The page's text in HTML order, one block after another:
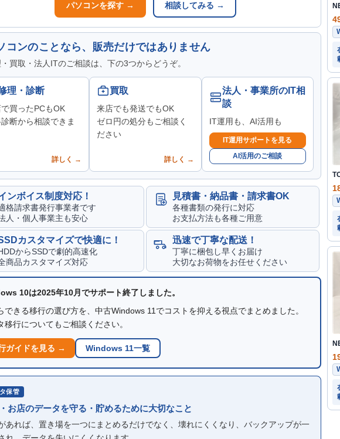
パソコンを探す → 相談してみる →
コンのことなら、販売だけではありません
買取・法人ITのご相談は、下の3つからどうぞ。
理・診断
買ったPCもOK
断から相談できま
詳しく →
買取
来店でも発送でもOK
ゼロ円の処分もご相談く
ださい
詳しく →
法人・事業所のIT相
談
IT運用も、AI活用も
IT運用サポートを見る
AI活用のご相談
ンボイス制度対応！
格請求書発行事業者です
人・個人事業主も安心
見積書・納品書・請求書OK
各種書類の発行に対応
お支払方法も各種ご用意
カスタマイズで快適に！
からSSDで劇的高速化
商品カスタマイズ対応
迅速で丁寧な配送！
丁寧に梱包し早くお届け
大切なお荷物をお任せください
10は2025年10月でサポート終了しました。
できる移行の選び方を、中古Windows 11でコストを抑える視点でまとめました。
移行についてもご相談ください。
ガイドを見る → Windows 11一覧
保管
お店のデータを守る・貯めるために大切なこと
あれば、置き場を一つにまとめるだけでなく、壊れにくくなり、バックアップが一